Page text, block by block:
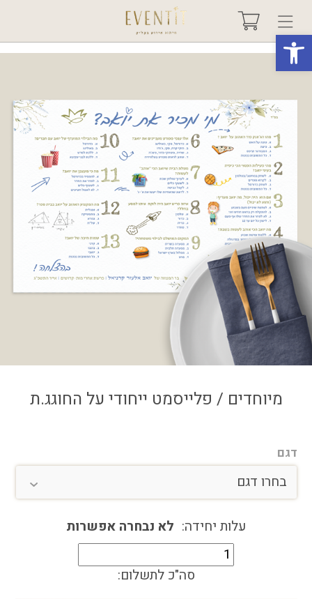
פתח סרגל נגישות
אודות
טיפים ורעיונות
שאלות ותשובות
גלריות
מיוחדים
צור קשר
מיוחדים / פלייסמט ייחודי על החוגג.ת
דגם
בחרו דגם
בחרו דגם
הידעת על החוגג.ת
חידון על החוגג.ת
עלות יחידה: לא נבחרה אפשרות
כמות
של
סה"כ לתשלום: